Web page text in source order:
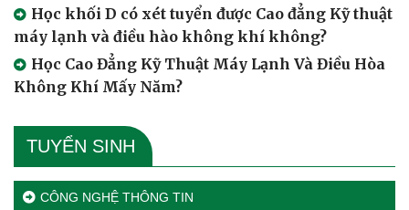
Học khối D có xét tuyển được Cao đẳng Kỹ thuật
máy lạnh và điều hào không khí không?
Học Cao Đẳng Kỹ Thuật Máy Lạnh Và Điều Hòa
Không Khí Mấy Năm?
TUYỂN SINH
CÔNG NGHỆ THÔNG TIN